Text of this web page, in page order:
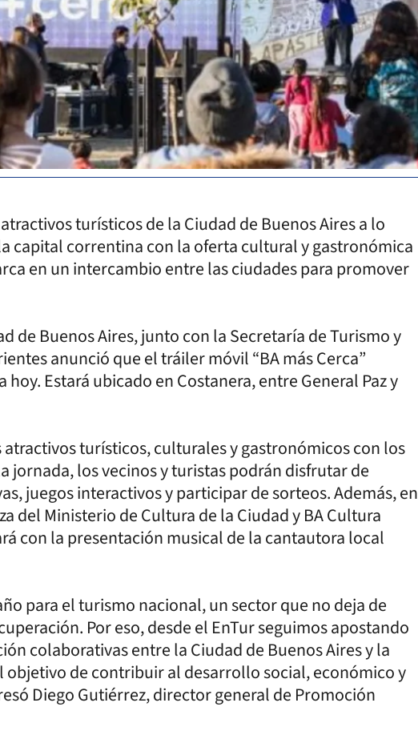
turísticos de la Ciudad de Buenos Aires a lo
capital correntina con la oferta cultural y gastronómica
en un intercambio entre las ciudades para promover
de Buenos Aires, junto con la Secretaría de Turismo y
anunció que el tráiler móvil “BA más Cerca”
Estará ubicado en Costanera, entre General Paz y
turísticos, culturales y gastronómicos con los
jornada, los vecinos y turistas podrán disfrutar de
juegos interactivos y participar de sorteos. Además, en
del Ministerio de Cultura de la Ciudad y BA Cultura
con la presentación musical de la cantautora local
para el turismo nacional, un sector que no deja de
Por eso, desde el EnTur seguimos apostando
colaborativas entre la Ciudad de Buenos Aires y la
objetivo de contribuir al desarrollo social, económico y
Diego Gutiérrez, director general de Promoción